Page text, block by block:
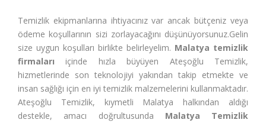
Temizlik ekipmanlarına ihtiyacınız var ancak bütçeniz veya
ödeme koşullarının sizi zorlayacağını düşünüyorsunuz.Gelin
size uygun koşulları birlikte belirleyelim. Malatya temizlik
firmaları içinde hızla büyüyen Ateşoğlu Temizlik,
hizmetlerinde son teknolojiyi yakından takip etmekte ve
insan sağlığı için en iyi temizlik malzemelerini kullanmaktadır.
Ateşoğlu Temizlik, kıymetli Malatya halkından aldığı
destekle, amacı doğrultusunda Malatya Temizlik